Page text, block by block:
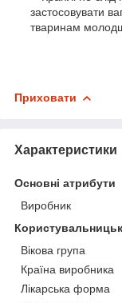
застосовувати
тваринам
Приховати
Характеристики
Основні атрибути
Виробник
Вікова група
Країна виробника
Лікарська форма